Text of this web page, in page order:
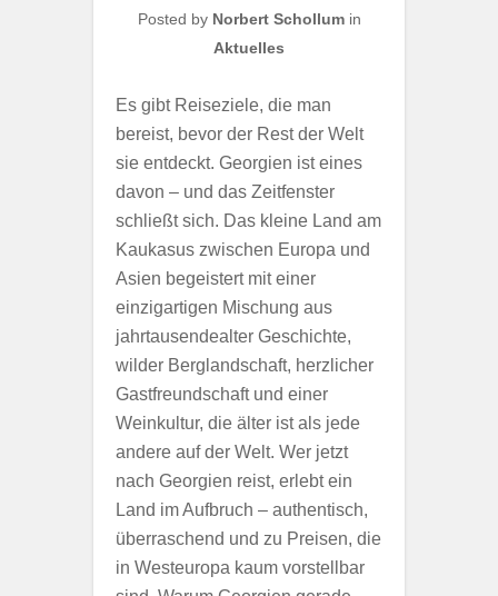
Posted by Norbert Schollumin
Aktuelles
Es gibt Reiseziele, die man
bereist, bevor der Rest der Welt
sie entdeckt. Georgien ist eines
davon – und das Zeitfenster
schließt sich. Das kleine Land am
Kaukasus zwischen Europa und
Asien begeistert mit einer
einzigartigen Mischung aus
jahrtausendealter Geschichte,
wilder Berglandschaft, herzlicher
Gastfreundschaft und einer
Weinkultur, die älter ist als jede
andere auf der Welt. Wer jetzt
nach Georgien reist, erlebt ein
Land im Aufbruch – authentisch,
überraschend und zu Preisen, die
in Westeuropa kaum vorstellbar